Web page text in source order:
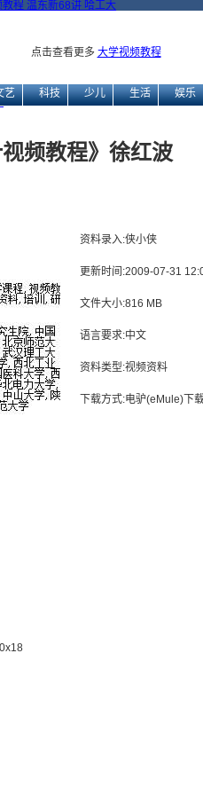
程 温东新68讲 哈工大
点击查看更多 大学视频教程
艺 科技 少儿 生活 娱乐
→ 《fortran程序设计视频教程》徐红波
频教程》徐红波
资料录入:侠小侠
更新时间:2009-07-31
文件大小:816 MB
语言要求:中文
资料类型:视频资料
下载方式:电驴(eMule)下